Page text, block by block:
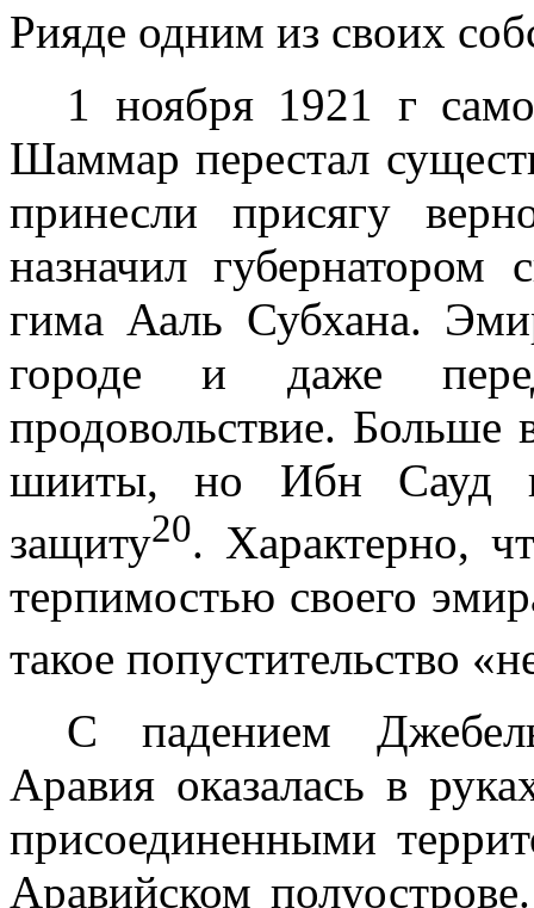
Рияде одним из своих
1 ноября 1921 г
Шаммар перестал
принесли присягу
назначил
гима Ааль Субхана.
городе и даже
продовольствие. Больше
шииты, но Ибн Сауд
защиту20. Характерно,
терпимостью своего
такое попустительство
С падением
Аравия оказалась в
присоединенными
Аравийском